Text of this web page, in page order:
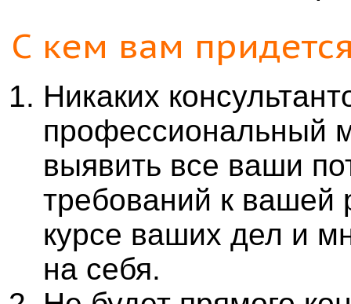
С кем вам
Никаких
профессиональный
выявить все ваши
требований к вашей
курсе ваших дел и
на себя.